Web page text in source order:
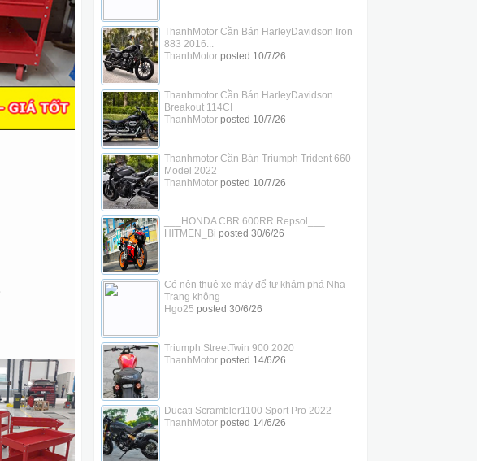
ThanhMotor Cần Bán HarleyDavidson Iron
883 2016...
ThanhMotorposted 10/7/26
Thanhmotor Cần Bán HarleyDavidson
Breakout 114CI
ThanhMotorposted 10/7/26
Thanhmotor Cần Bán Triumph Trident 660
Model 2022
ThanhMotorposted 10/7/26
___HONDA CBR 600RR Repsol___
HITMEN_Bi posted 30/6/26
Có nên thuê xe máy để tự khám phá Nha
Trang không
Hgo25 posted 30/6/26
Triumph StreetTwin 900 2020
ThanhMotorposted 14/6/26
Ducati Scrambler1100 Sport Pro 2022
ThanhMotorposted 14/6/26